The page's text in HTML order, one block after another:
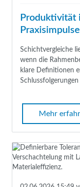
Produktivität
Schichtvergleiche
wenn die
klare Definitionen
Mehr